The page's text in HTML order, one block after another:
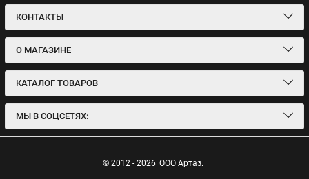
КОНТАКТЫ
О МАГАЗИНЕ
КАТАЛОГ ТОВАРОВ
МЫ В СОЦСЕТЯХ:
© 2012 - 2026 ООО Артаз.